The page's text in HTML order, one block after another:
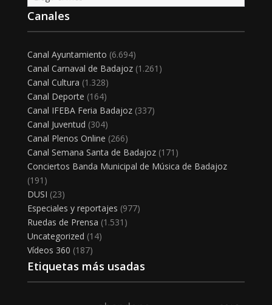
Canales
Canal Ayuntamiento (6.694)
Canal Carnaval de Badajoz(1.261)
Canal Cultura (1.328)
Canal Deporte (164)
Canal IFEBA Feria Badajoz(337)
Canal Juventud (304)
Canal Plenos Online (266)
Canal Semana Santa de Badajoz(171)
Conciertos Banda Municipal de Música de Badajoz
(191)
DUSI (23)
Especiales y reportajes (977)
Ruedas de Prensa (1.531)
Uncategorized (14)
Vídeos 360 (187)
Etiquetas más usadas